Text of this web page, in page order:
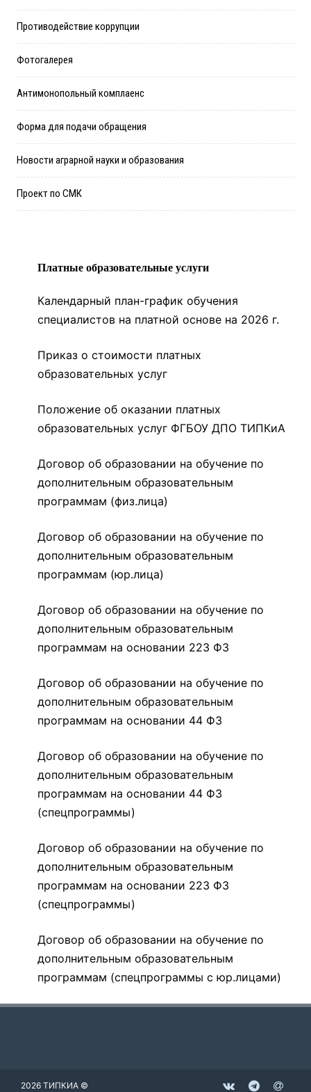
Платные образовательные услуги
Календарный план-график обучения
специалистов на платной основе на 2026 г.
Приказ о стоимости платных
образовательных услуг
Положение об оказании платных
образовательных услуг ФГБОУ ДПО ТИПКиА
Договор об образовании на обучение по
дополнительным образовательным
программам (физ.лица)
Договор об образовании на обучение по
дополнительным образовательным
программам (юр.лица)
Договор об образовании на обучение по
дополнительным образовательным
программам на основании 223 ФЗ
Договор об образовании на обучение по
дополнительным образовательным
программам на основании 44 ФЗ
Договор об образовании на обучение по
дополнительным образовательным
программам на основании 44 ФЗ
(спецпрограммы)
Договор об образовании на обучение по
дополнительным образовательным
программам на основании 223 ФЗ
(спецпрограммы)
Договор об образовании на обучение по
дополнительным образовательным
программам (спецпрограммы с юр.лицами)
Противодействие коррупции
Фотогалерея
Антимонопольный комплаенс
Форма для подачи обращения
Новости аграрной науки и образования
Проект по СМК
2026 ТИПКИА ©